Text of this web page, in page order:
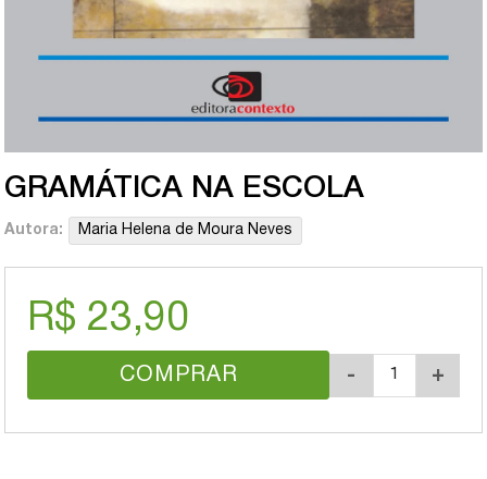
GRAMÁTICA NA ESCOLA
Autora: Maria Helena de Moura Neves
R$ 23,90
COMPRAR - +